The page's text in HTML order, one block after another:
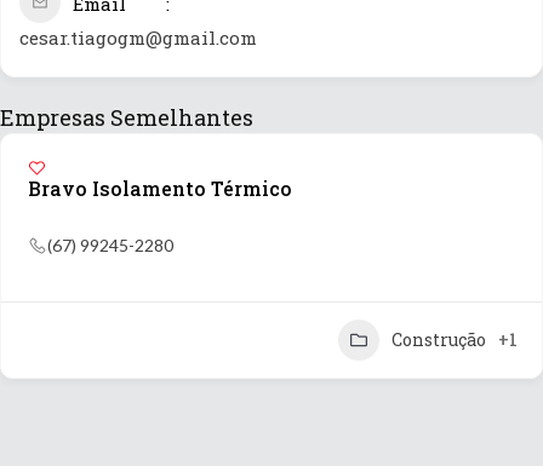
cesar.tiagogm@gmail.com
Empresas Semelhantes
Bravo Isolamento Térmico
(67) 99245-2280
Construção +1